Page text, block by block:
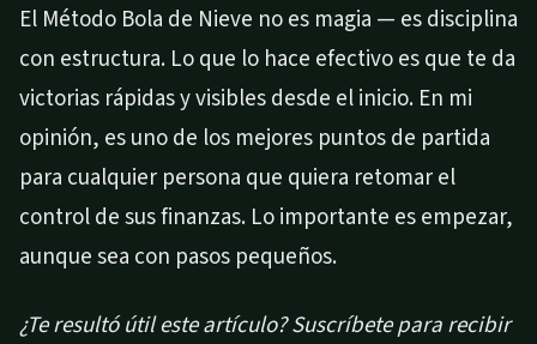
El Método Bola de Nieve no es magia — es disciplina
con estructura. Lo que lo hace efectivo es que te da
victorias rápidas y visibles desde el inicio. En mi
opinión, es uno de los mejores puntos de partida
para cualquier persona que quiera retomar el
control de sus finanzas. Lo importante es empezar,
aunque sea con pasos pequeños.
¿Te resultó útil este artículo? Suscríbete para recibir